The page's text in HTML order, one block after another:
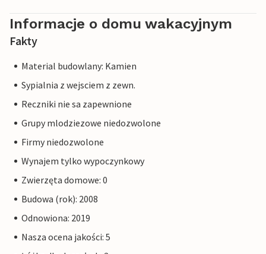
Informacje o domu wakacyjnym
Fakty
Material budowlany: Kamien
Sypialnia z wejsciem z zewn.
Reczniki nie sa zapewnione
Grupy mlodziezowe niedozwolone
Firmy niedozwolone
Wynajem tylko wypoczynkowy
Zwierzęta domowe: 0
Budowa (rok): 2008
Odnowiona: 2019
Nasza ocena jakości: 5